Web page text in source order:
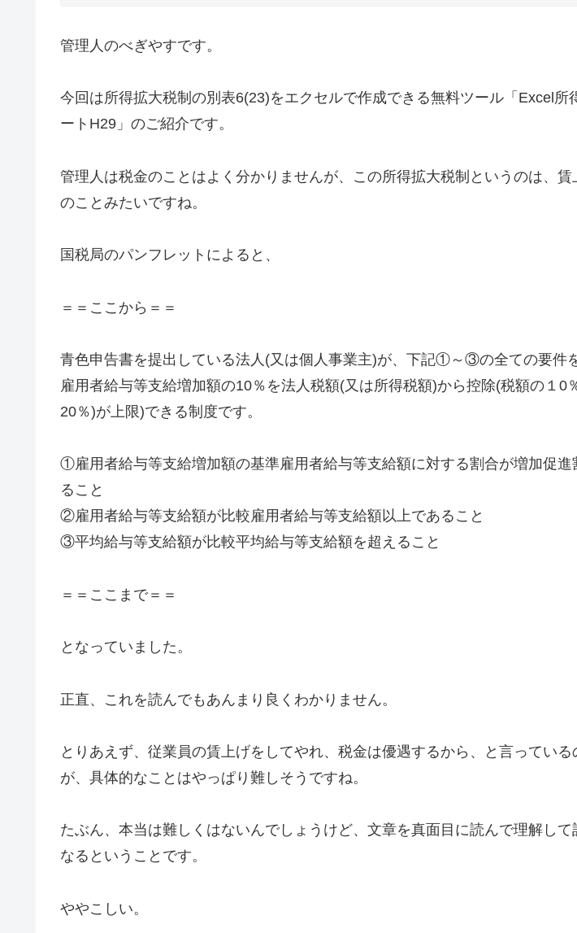
管理人のべぎやすです。
今回は所得拡大税制の別表6(23)をエクセルで作成できる無料ツール「Excel所
ートH29」のご紹介です。
管理人は税金のことはよく分かりませんが、この所得拡大税制というのは、賃
のことみたいですね。
国税局のパンフレットによると、
＝＝ここから＝＝
青色申告書を提出している法人(又は個人事業主)が、下記①～③の全ての要件
雇用者給与等支給増加額の10％を法人税額(又は所得税額)から控除(税額の１0
20％)が上限)できる制度です。
①雇用者給与等支給増加額の基準雇用者給与等支給額に対する割合が増加促進
ること
②雇用者給与等支給額が比較雇用者給与等支給額以上であること
③平均給与等支給額が比較平均給与等支給額を超えること
＝＝ここまで＝＝
となっていました。
正直、これを読んでもあんまり良くわかりません。
とりあえず、従業員の賃上げをしてやれ、税金は優遇するから、と言ってい
が、具体的なことはやっぱり難しそうですね。
たぶん、本当は難しくはないんでしょうけど、文章を真面目に読んで理解し
なるということです。
ややこしい。